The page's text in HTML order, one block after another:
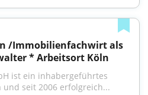
/Immobilienfachwirt als
* Arbeitsort Köln
ist ein inhabergeführtes
seit 2006 erfolgreich...